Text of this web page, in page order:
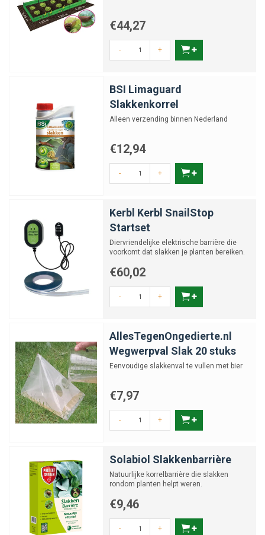
€44,27
- +
BSI Limaguard
Slakkenkorrel
Alleen verzending binnen Nederland
€12,94
- +
Kerbl Kerbl SnailStop
Startset
Diervriendelijke elektrische barrière die
voorkomt dat slakken je planten bereiken.
€60,02
- +
AllesTegenOngedierte.nl
Wegwerpval Slak 20 stuks
Eenvoudige slakkenval te vullen met bier
€7,97
- +
Solabiol Slakkenbarrière
Natuurlijke korrelbarrière die slakken
rondom planten helpt weren.
€9,46
- +